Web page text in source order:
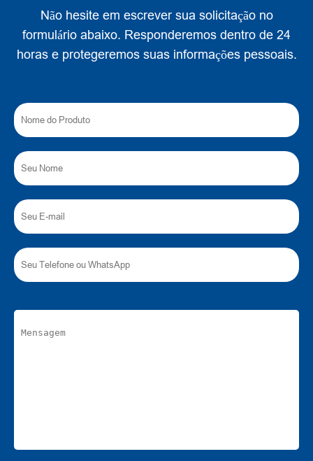
Não hesite em escrever sua solicitação no
formulário abaixo. Responderemos dentro de 24
horas e protegeremos suas informações pessoais.